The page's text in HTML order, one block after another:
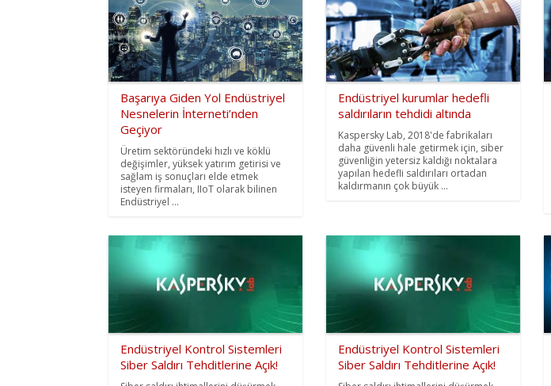
Başarıya Giden Yol Endüstriyel
Nesnelerin İnterneti’nden
Geçiyor
Üretim sektöründeki hızlı ve köklü
değişimler, yüksek yatırım getirisi ve
sağlam iş sonuçları elde etmek
isteyen firmaları, IIoT olarak bilinen
Endüstriyel ...
Endüstriyel kurumlar hedefli
saldırıların tehdidi altında
Kaspersky Lab, 2018'de fabrikaları
daha güvenli hale getirmek için, siber
güvenliğin yetersiz kaldığı noktalara
yapılan hedefli saldırıları ortadan
kaldırmanın çok büyük ...
Endüstriyel Kontrol Sistemleri
Siber Saldırı Tehditlerine Açık!
Endüstriyel Kontrol Sistemleri
Siber Saldırı Tehditlerine Açık!